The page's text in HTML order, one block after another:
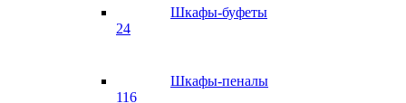
Шкафы-буфеты
24
Шкафы-пеналы
116